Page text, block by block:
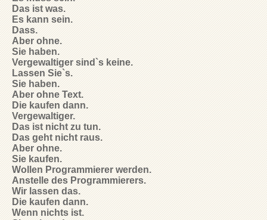
Das ist was.
Es kann sein.
Dass.
Aber ohne.
Sie haben.
Vergewaltiger sind`s keine.
Lassen Sie`s.
Sie haben.
Aber ohne Text.
Die kaufen dann.
Vergewaltiger.
Das ist nicht zu tun.
Das geht nicht raus.
Aber ohne.
Sie kaufen.
Wollen Programmierer werden.
Anstelle des Programmierers.
Wir lassen das.
Die kaufen dann.
Wenn nichts ist.